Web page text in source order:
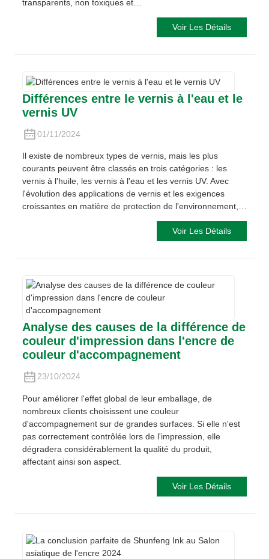
transparents, non toxiques et…
Voir Les Détails
Différences entre le vernis à l'eau et le
vernis UV
01/11/2024
Il existe de nombreux types de vernis, mais les plus
courants peuvent être classés en trois catégories : les
vernis à l'huile, les vernis à l'eau et les vernis UV. Avec
l'évolution des applications de vernis et les exigences
croissantes en matière de protection de l'environnement,…
Voir Les Détails
Analyse des causes de la différence de
couleur d'impression dans l'encre de
couleur d'accompagnement
23/10/2024
Pour améliorer l'effet global de leur emballage, de
nombreux clients choisissent une couleur
d'accompagnement sur de grandes surfaces. Si elle n'est
pas correctement contrôlée lors de l'impression, elle
dégradera considérablement la qualité du produit,
affectant ainsi son aspect.
Voir Les Détails